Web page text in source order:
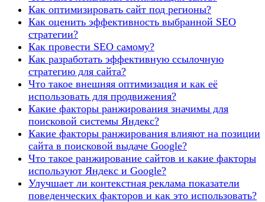
Как оптимизировать сайт под регионы?
Как оценить эффективность выбранной SEO
стратегии?
Как провести SEO самому?
Как разработать эффективную ссылочную
стратегию для сайта?
Что такое внешняя оптимизация и как её
использовать для продвижения?
Какие факторы ранжирования значимы для
поисковой системы Яндекс?
Какие факторы ранжирования влияют на позиции
сайта в поисковой выдаче Google?
Что такое ранжирование сайтов и какие факторы
используют Яндекс и Google?
Улучшает ли контекстная реклама показатели
поведенческих факторов и как это использовать?